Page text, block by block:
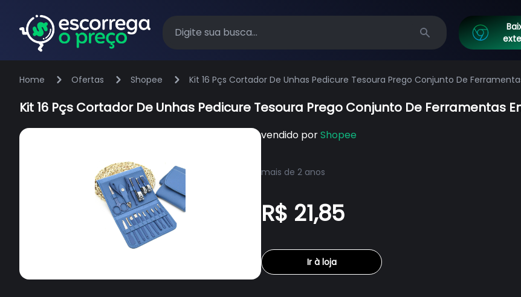
Search
Home Ofertas Shopee Kit 16 Pçs Cortador De Unhas Pedicure Tesoura Prego Conjunto De
Kit 16 Pçs Cortador De Unhas Pedicure Tesoura Prego Conjunto De Ferramentas
vendido porShopee
mais de 2 anos
R$ 21,85
Ir à loja